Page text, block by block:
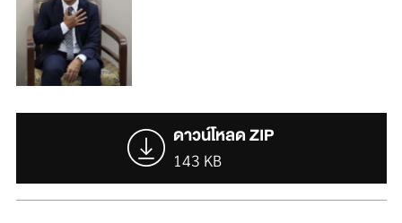
ดาวน์โหลด ZIP
143 KB